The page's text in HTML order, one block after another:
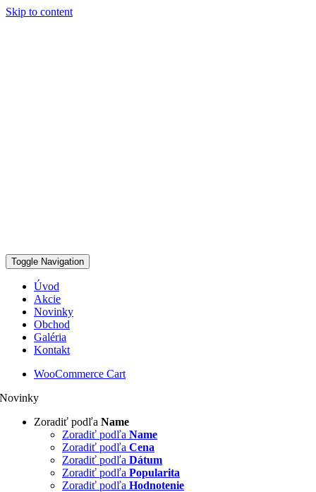
Skip to content
Toggle Navigation
Úvod
Akcie
Novinky
Obchod
Galéria
Kontakt
WooCommerce Cart
Novinky
Zoradiť podľa Name
Zoradiť podľa Name
Zoradiť podľa Cena
Zoradiť podľa Dátum
Zoradiť podľa Popularita
Zoradiť podľa Hodnotenie